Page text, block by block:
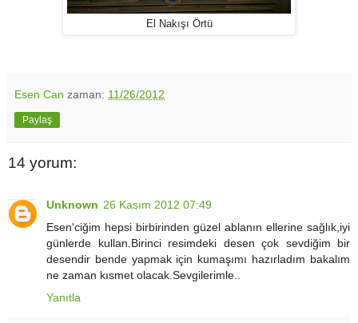
El Nakışı Örtü
Esen Can zaman: 11/26/2012
Paylaş
14 yorum:
Unknown 26 Kasım 2012 07:49
Esen'ciğim hepsi birbirinden güzel ablanın ellerine sağlık,iyi
günlerde kullan.Birinci resimdeki desen çok sevdiğim bir
desendir bende yapmak için kumaşımı hazırladım bakalım
ne zaman kısmet olacak.Sevgilerimle..
Yanıtla